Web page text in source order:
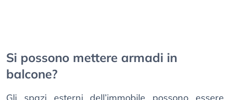
Si possono mettere armadi in
balcone?